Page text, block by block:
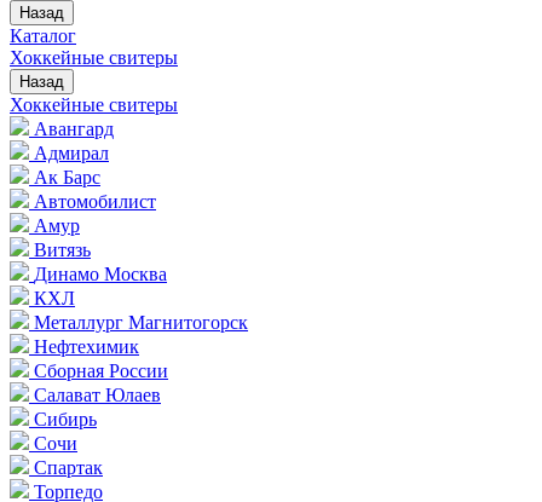
Назад
Каталог
Хоккейные свитеры
Назад
Хоккейные свитеры
Авангард
Адмирал
Ак Барс
Автомобилист
Амур
Витязь
Динамо Москва
КХЛ
Металлург Магнитогорск
Нефтехимик
Сборная России
Салават Юлаев
Сибирь
Сочи
Спартак
Торпедо